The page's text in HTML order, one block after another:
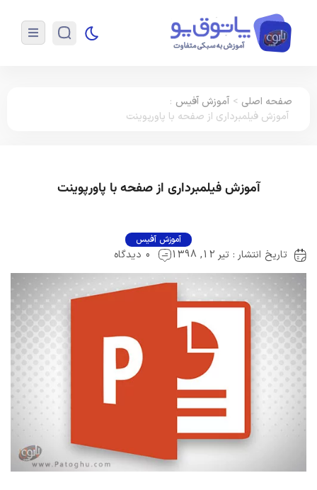
صفحه اصلی > آموزش آفیس :
آموزش فیلمبرداری از صفحه با پاورپوینت
آموزش فیلمبرداری از صفحه با پاورپوینت
آموزش آفیس
تاریخ انتشار : تیر 12, 1398 0 دیدگاه